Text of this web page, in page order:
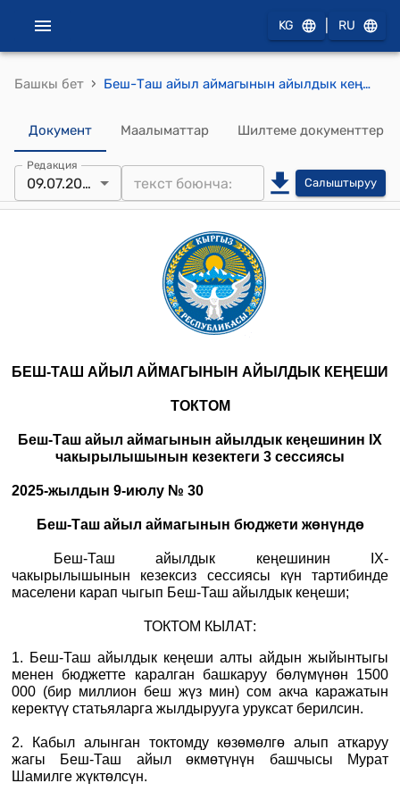
KG RU
Башкы бет › Беш-Таш айыл аймагынын айылдык кеңешинин 2025-жылдын 9-июлундагы № 30 "Беш-Таш айыл аймагынын бюджети жөнүндө" токтому
Документ Маалыматтар Шилтеме документтер
Редакция
09.07.2025 Салыштыруу